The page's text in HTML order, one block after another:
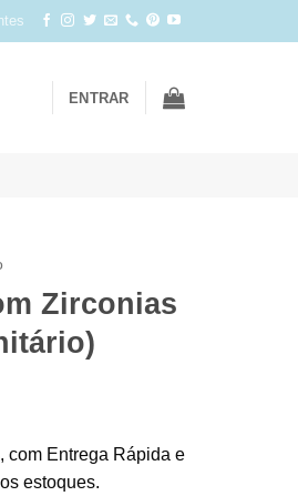
ENTRAR
Zirconias
com Entrega Rápida e
estoques.